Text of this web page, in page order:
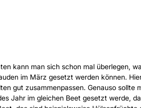
kann man sich schon mal überlegen,
im März gesetzt werden können.
gut zusammenpassen. Genauso sollte
Jahr im gleichen Beet gesetzt werde,